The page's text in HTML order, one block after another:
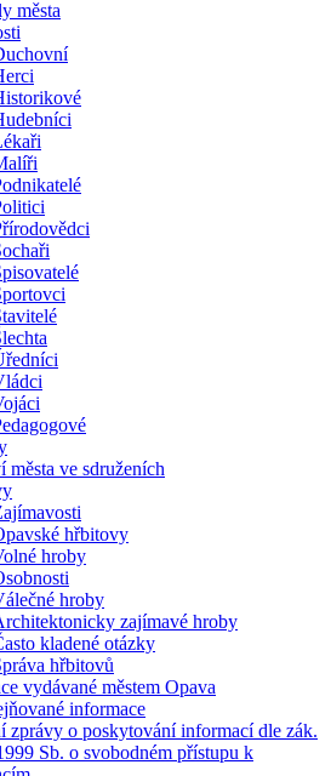
města
města ve sdruženích
hřbitovy
hroby
hroby
zajímavé hroby
kladené otázky
hřbitovů
vydávané městem Opava
informace
zprávy o poskytování informací dle zák.
Sb. o svobodném přístupu k